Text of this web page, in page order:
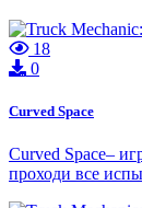
18
0
Curved Space
Curved Space–
проходи все